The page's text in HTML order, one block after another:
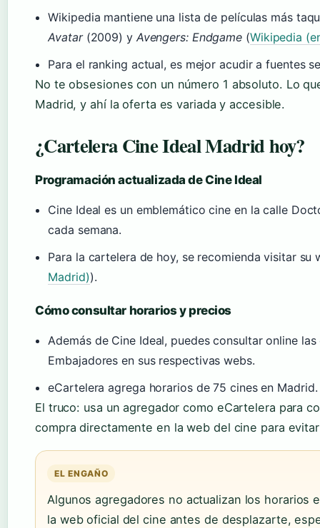
Wikipedia mantiene una lista de películas más
Avatar(2009) y Avengers: Endgame (Wikipedia
Para el ranking actual, es mejor acudir a fuentes
No te obsesiones con un número 1 absoluto. Lo
Madrid, y ahí la oferta es variada y accesible.
¿Cartelera Cine Ideal Madrid hoy?
Programación actualizada de Cine Ideal
Cine Ideal es un emblemático cine en la calle
cada semana.
Para la cartelera de hoy, se recomienda visitar su
Madrid)).
Cómo consultar horarios y precios
Además de Cine Ideal, puedes consultar online
Embajadores en sus respectivas webs.
eCartelera agrega horarios de 75 cines en Madrid.
El truco: usa un agregador como eCartelera para
compra directamente en la web del cine para
EL ENGAÑO
Algunos agregadores no actualizan los horarios
la web oficial del cine antes de desplazarte,